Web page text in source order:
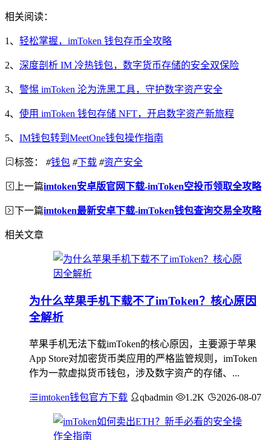
相关阅读：
1、 轻松掌握，imToken 钱包存币全攻略
2、 深度剖析 IM 冷热钱包，数字货币存储的安全双保险
3、 警惕 imToken 沦为洗黑工具，守护数字资产安全
4、 使用 imToken 钱包存储 NFT，开启数字资产新旅程
5、 IM钱包转到MeetOne钱包操作指南
标签： #钱包 #下载 #资产安全
上一篇imtoken安卓版官网下载-imToken空投币领取全攻略
下一篇imtoken最新安卓下载-imToken钱包查询交易全攻略
相关文章
为什么苹果手机下载不了imToken？核心原因
全解析
苹果手机无法下载imToken的核心原因，主要源于苹果
App Store对加密货币类应用的严格监管规则，imToken
作为一款虚拟货币钱包，涉及数字资产的存储、...
imtoken钱包官方下载 qbadmin 1.2K 2026-08-07